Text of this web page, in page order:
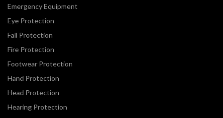
Emergency Equipment
Eye Protection
Fall Protection
Fire Protection
Footwear Protection
Hand Protection
Head Protection
Hearing Protection